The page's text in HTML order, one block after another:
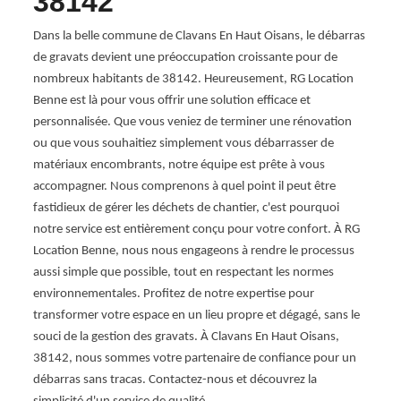
Dans la belle commune de Clavans En Haut Oisans, le débarras
de gravats devient une préoccupation croissante pour de
nombreux habitants de 38142. Heureusement, RG Location
Benne est là pour vous offrir une solution efficace et
personnalisée. Que vous veniez de terminer une rénovation
ou que vous souhaitiez simplement vous débarrasser de
matériaux encombrants, notre équipe est prête à vous
accompagner. Nous comprenons à quel point il peut être
fastidieux de gérer les déchets de chantier, c'est pourquoi
notre service est entièrement conçu pour votre confort. À RG
Location Benne, nous nous engageons à rendre le processus
aussi simple que possible, tout en respectant les normes
environnementales. Profitez de notre expertise pour
transformer votre espace en un lieu propre et dégagé, sans le
souci de la gestion des gravats. À Clavans En Haut Oisans,
38142, nous sommes votre partenaire de confiance pour un
débarras sans tracas. Contactez-nous et découvrez la